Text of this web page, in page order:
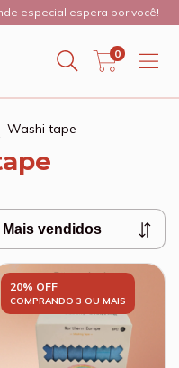
especial espera por você!
0
Washi tape
20% OFF
COMPRANDO 3 OU MAIS